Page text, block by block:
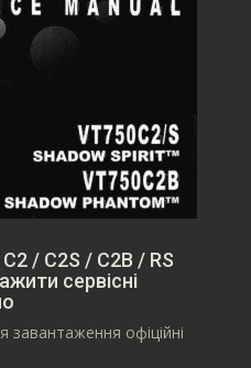
/ C2S / C2B / RS
сервісні
завантаження офіційні